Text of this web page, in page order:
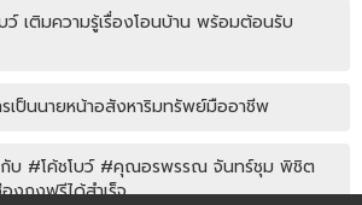
วามรู้เรื่องโอนบ้าน พร้อมต้อนรับ
เป็นนายหน้าอสังหาริมทรัพย์มืออาชีพ
อรพรรณ จันทร์ชุม พิชิต
งกงฟรีได้สำเร็จ